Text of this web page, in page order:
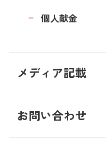
個人献金
メディア記載
お問い合わせ